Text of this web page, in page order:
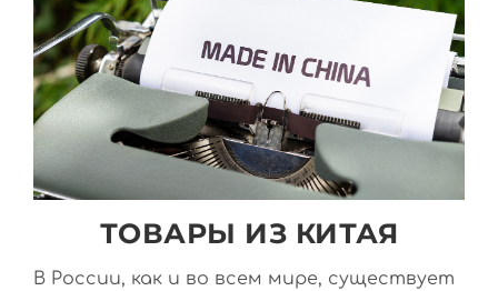
ТОВАРЫ ИЗ КИТАЯ
В России, как и во всем мире, существует